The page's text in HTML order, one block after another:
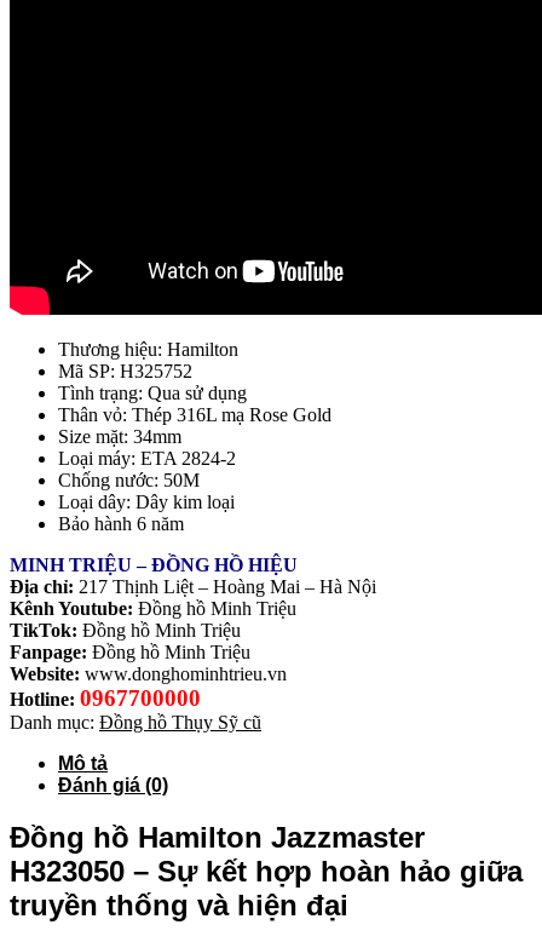
Thương hiệu: Hamilton
Mã SP: H325752
Tình trạng: Qua sử dụng
Thân vỏ: Thép 316L mạ Rose Gold
Size mặt: 34mm
Loại máy: ETA 2824-2
Chống nước: 50M
Loại dây: Dây kim loại
Bảo hành 6 năm
MINH TRIỆU – ĐỒNG HỒ HIỆU
Địa chỉ: 217 Thịnh Liệt – Hoàng Mai – Hà Nội
Kênh Youtube: Đồng hồ Minh Triệu
TikTok: Đồng hồ Minh Triệu
Fanpage: Đồng hồ Minh Triệu
Website: www.donghominhtrieu.vn
Hotline: 0967700000
Danh mục: Đồng hồ Thụy Sỹ cũ
Mô tả
Đánh giá (0)
Đồng hồ Hamilton Jazzmaster
H323050 – Sự kết hợp hoàn hảo giữa
truyền thống và hiện đại